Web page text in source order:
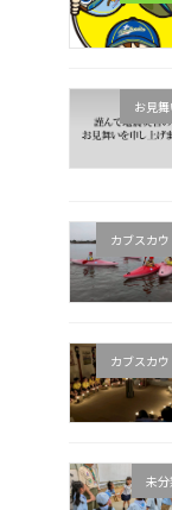
お見舞
カブスカウ
カブスカウ
未分